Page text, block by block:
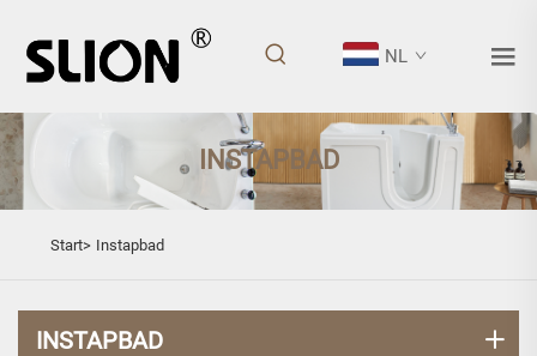
NL
INSTAPBAD
Start> Instapbad
INSTAPBAD